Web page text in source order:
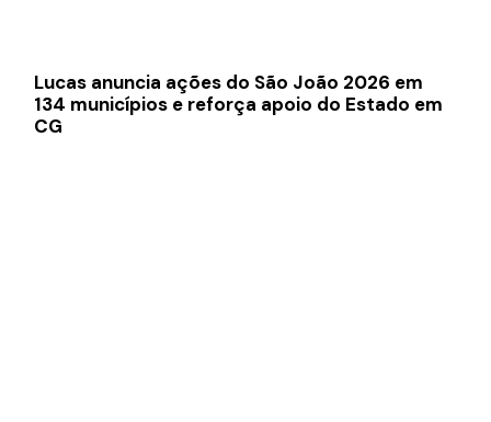
Lucas anuncia ações do São João 2026 em
134 municípios e reforça apoio do Estado em
CG